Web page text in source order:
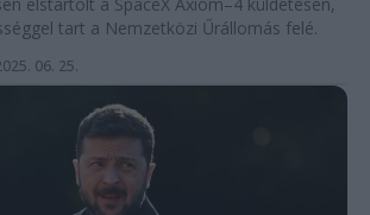
tart a Nemzetközi Űrállomás felé.
06. 25.